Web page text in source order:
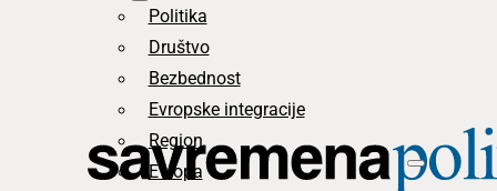
Politika
Društvo
Bezbednost
Evropske integracije
Region
Evropa